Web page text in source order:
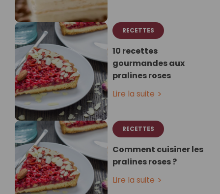
RECETTES
10 recettes
gourmandes aux
pralines roses
Lire la suite
RECETTES
Comment cuisiner les
pralines roses ?
Lire la suite